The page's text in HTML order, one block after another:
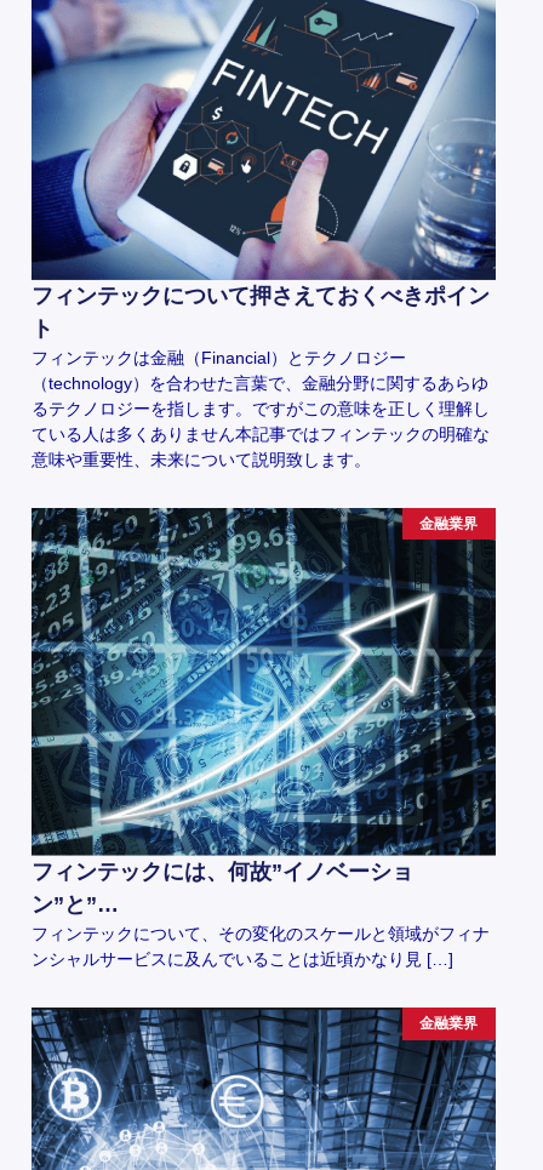
フィンテックについて押さえておくべきポイン
ト
フィンテックは金融（Financial）とテクノロジー
（technology）を合わせた言葉で、金融分野に関するあらゆ
るテクノロジーを指します。ですがこの意味を正しく理解し
ている人は多くありません本記事ではフィンテックの明確な
意味や重要性、未来について説明致します。
金融業界
フィンテックには、何故”イノベーショ
ン”と”…
フィンテックについて、その変化のスケールと領域がフィナ
ンシャルサービスに及んでいることは近頃かなり見 […]
金融業界